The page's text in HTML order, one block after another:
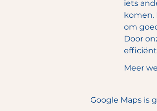
iets
komen.
om
Door
Meer
Google Maps is